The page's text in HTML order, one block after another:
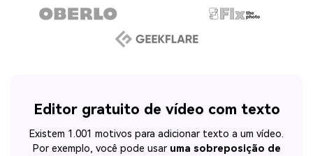
Editor gratuito de vídeo com texto
Existem 1.001 motivos para adicionar texto a um vídeo.
Por exemplo, você pode usar uma sobreposição de